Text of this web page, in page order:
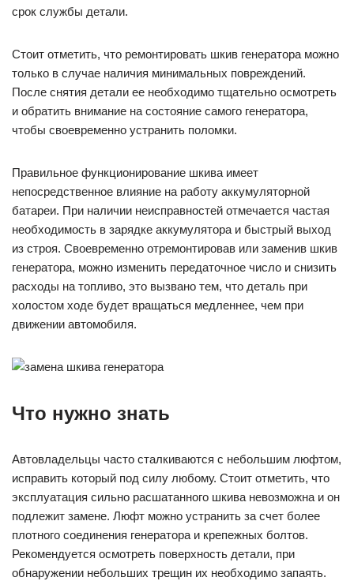
срок службы детали.
Стоит отметить, что ремонтировать шкив генератора можно
только в случае наличия минимальных повреждений.
После снятия детали ее необходимо тщательно осмотреть
и обратить внимание на состояние самого генератора,
чтобы своевременно устранить поломки.
Правильное функционирование шкива имеет
непосредственное влияние на работу аккумуляторной
батареи. При наличии неисправностей отмечается частая
необходимость в зарядке аккумулятора и быстрый выход
из строя. Своевременно отремонтировав или заменив шкив
генератора, можно изменить передаточное число и снизить
расходы на топливо, это вызвано тем, что деталь при
холостом ходе будет вращаться медленнее, чем при
движении автомобиля.
Что нужно знать
Автовладельцы часто сталкиваются с небольшим люфтом,
исправить который под силу любому. Стоит отметить, что
эксплуатация сильно расшатанного шкива невозможна и он
подлежит замене. Люфт можно устранить за счет более
плотного соединения генератора и крепежных болтов.
Рекомендуется осмотреть поверхность детали, при
обнаружении небольших трещин их необходимо запаять.